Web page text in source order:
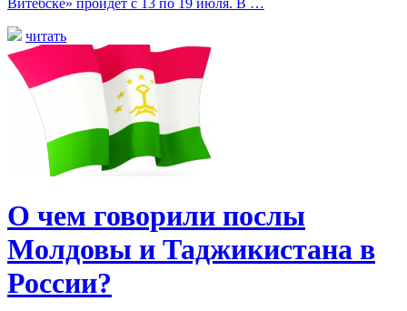
читать
О чем говорили послы
Молдовы и Таджикистана в
России?